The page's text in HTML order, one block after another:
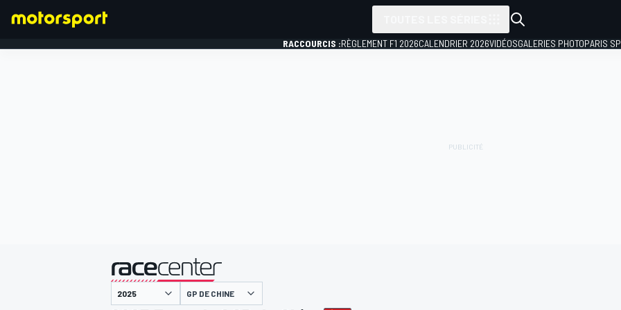
RACCOURCIS :RÈGLEMENT F1 2026CALENDRIER 2026VIDÉOSGALERIES PHOTOPARIS
présenté par
GP DE CHINE